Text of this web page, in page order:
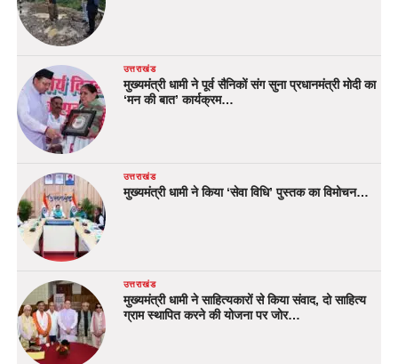
उत्तराखंड
मुख्यमंत्री धामी ने पूर्व सैनिकों संग सुना प्रधानमंत्री मोदी का
‘मन की बात’ कार्यक्रम…
उत्तराखंड
मुख्यमंत्री धामी ने किया ‘सेवा विधि’ पुस्तक का विमोचन…
उत्तराखंड
मुख्यमंत्री धामी ने साहित्यकारों से किया संवाद, दो साहित्य
ग्राम स्थापित करने की योजना पर जोर…